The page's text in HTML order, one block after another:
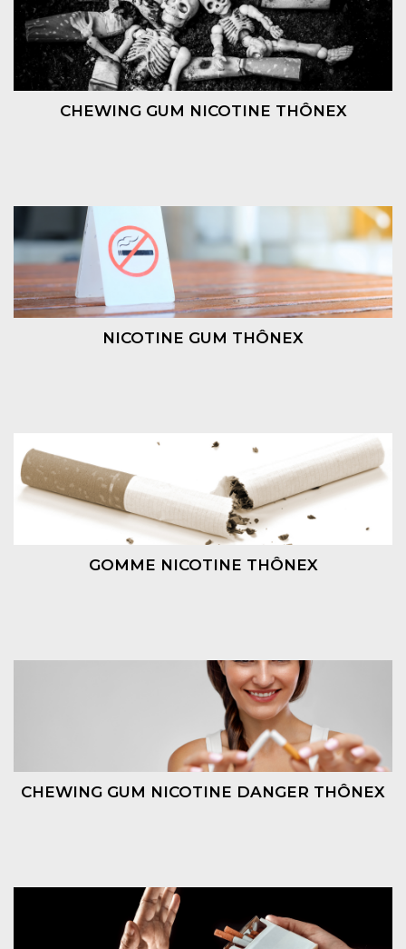
CHEWING GUM NICOTINE THÔNEX
NICOTINE GUM THÔNEX
GOMME NICOTINE THÔNEX
CHEWING GUM NICOTINE DANGER THÔNEX